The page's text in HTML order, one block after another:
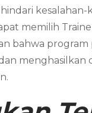
kesalahan-
memilih
bahwa
menghasilkan